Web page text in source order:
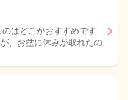
はどこがおすすめです
、お盆に休みが取れたの